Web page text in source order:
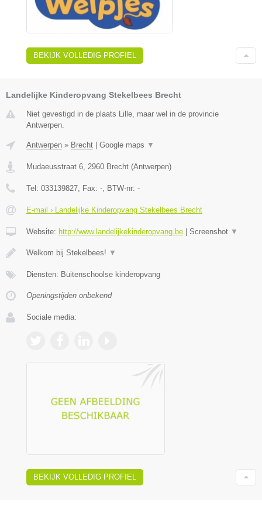
BEKIJK VOLLEDIG PROFIEL
Landelijke Kinderopvang Stekelbees Brecht
Niet gevestigd in de plaats Lille, maar wel in de provincie
Antwerpen.
Antwerpen » Brecht Google maps ▼
Mudaeusstraat 6, 2960 Brecht (Antwerpen)
Tel: 033139827, Fax: -, BTW-nr: -
E-mail › Landelijke Kinderopvang Stekelbees Brecht
Website: http://www.landelijkekinderopvang.be Screenshot ▼
Welkom bij Stekelbees! ▼
Diensten: Buitenschoolse kinderopvang
Openingstijden onbekend
Sociale media:
BEKIJK VOLLEDIG PROFIEL